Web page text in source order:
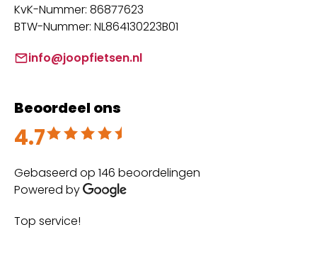
KvK-Nummer: 86877623
BTW-Nummer: NL864130223B01
info@joopfietsen.nl
Beoordeel ons
4.7
Beoordeeld met 4.7 uit 5
Gebaseerd op 146 beoordelingen
Powered by
Top service!